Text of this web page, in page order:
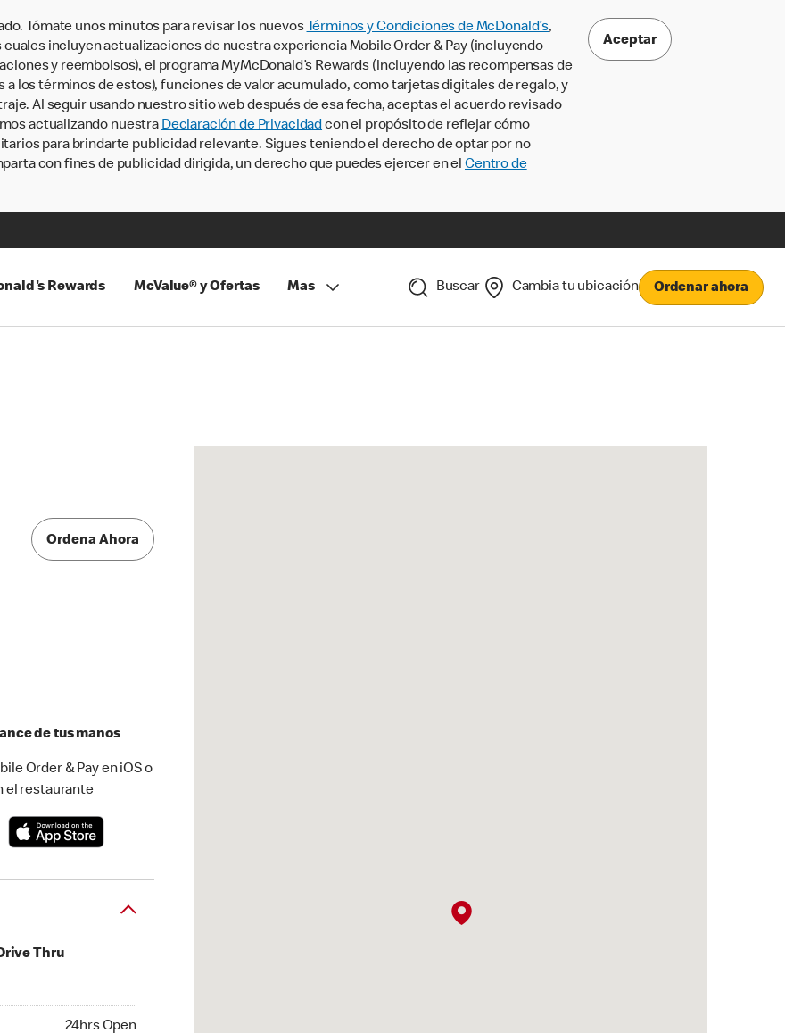
Tómate unos minutos para revisar los nuevos Términos y Condiciones de McDonald’s,
incluyen actualizaciones de nuestra experiencia Mobile Order & Pay (incluyendo
y reembolsos), el programa MyMcDonald’s Rewards (incluyendo las recompensas de
a los términos de estos), funciones de valor acumulado, como tarjetas digitales de regalo, y
Al seguir usando nuestro sitio web después de esa fecha, aceptas el acuerdo revisado
actualizando nuestra Declaración de Privacidadcon el propósito de reflejar cómo
para brindarte publicidad relevante. Sigues teniendo el derecho de optar por no
con fines de publicidad dirigida, un derecho que puedes ejercer en el Centro de
Aceptar
Rewards McValue® y Ofertas Mas Buscar Cambia tu ubicación Ordenar ahora
Ordena Ahora
de tus manos
Order & Pay en iOS o
el restaurante
Thru
24hrs Open